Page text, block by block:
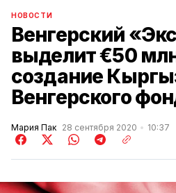
НОВОСТИ
Венгерский
выделит €50
создание
Венгерского
Мария Пак 28 сентября 2020 10:37